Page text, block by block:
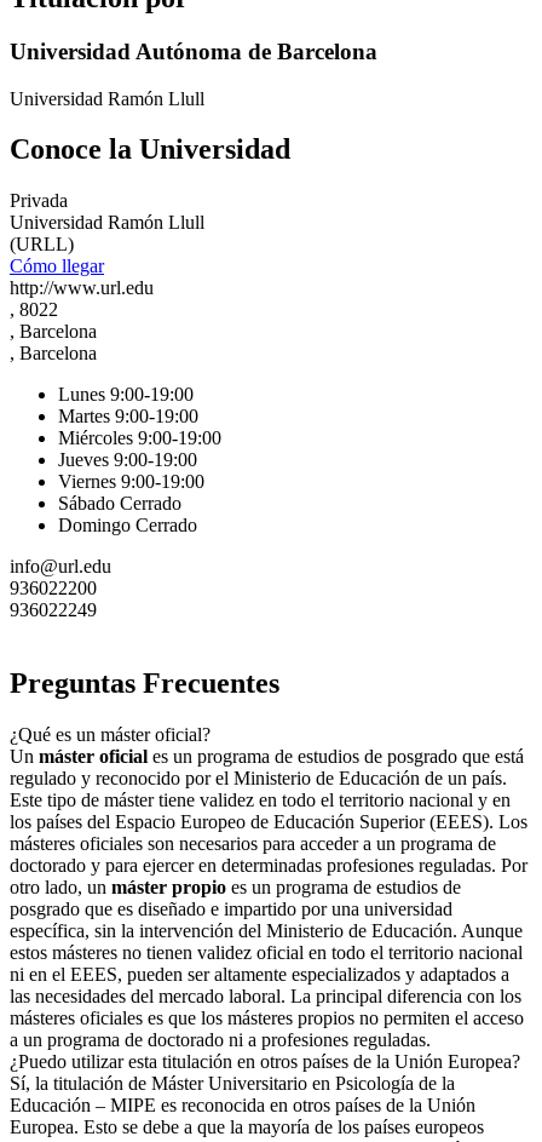
Universidad Autónoma de Barcelona
Universidad Ramón Llull
Conoce la Universidad
Privada
Universidad Ramón Llull
(URLL)
Cómo llegar
http://www.url.edu
, 8022
, Barcelona
, Barcelona
Lunes 9:00-19:00
Martes 9:00-19:00
Miércoles 9:00-19:00
Jueves 9:00-19:00
Viernes 9:00-19:00
Sábado Cerrado
Domingo Cerrado
info@url.edu
936022200
936022249
Preguntas Frecuentes
¿Qué es un máster oficial?
Un máster oficial es un programa de estudios de posgrado que está
regulado y reconocido por el Ministerio de Educación de un país.
Este tipo de máster tiene validez en todo el territorio nacional y en
los países del Espacio Europeo de Educación Superior (EEES). Los
másteres oficiales son necesarios para acceder a un programa de
doctorado y para ejercer en determinadas profesiones reguladas. Por
otro lado, un máster propio es un programa de estudios de
posgrado que es diseñado e impartido por una universidad
específica, sin la intervención del Ministerio de Educación. Aunque
estos másteres no tienen validez oficial en todo el territorio nacional
ni en el EEES, pueden ser altamente especializados y adaptados a
las necesidades del mercado laboral. La principal diferencia con los
másteres oficiales es que los másteres propios no permiten el acceso
a un programa de doctorado ni a profesiones reguladas.
¿Puedo utilizar esta titulación en otros países de la Unión Europea?
Sí, la titulación de Máster Universitario en Psicología de la
Educación – MIPE es reconocida en otros países de la Unión
Europea. Esto se debe a que la mayoría de los países europeos